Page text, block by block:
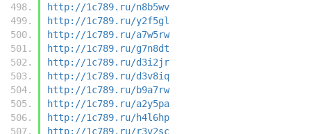
http://1c789.ru/n8b5wv
http://1c789.ru/y2f5gl
http://1c789.ru/a7w5rw
http://1c789.ru/g7n8dt
http://1c789.ru/d3i2jr
http://1c789.ru/d3v8iq
http://1c789.ru/b9a7rw
http://1c789.ru/a2y5pa
http://1c789.ru/h4l6hp
http://1c789.ru/r3v2sc